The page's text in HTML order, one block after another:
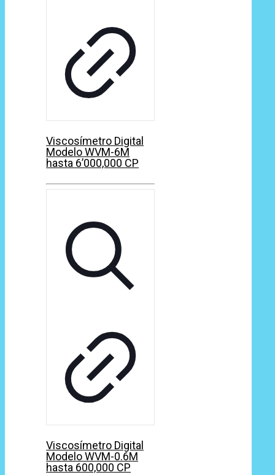
Viscosímetro Digital
Modelo WVM-6M
hasta 6’000,000 CP
Viscosímetro Digital
Modelo WVM-0.6M
hasta 600,000 CP